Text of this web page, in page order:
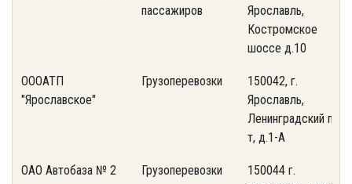
пассажиров
Ярославль,
Костромское
шоссе д.10
ОООАТП
"Ярославское"
Грузоперевозки
150042, г.
Ярославль,
Ленинградский пр-
т, д.1-А
ОАО Автобаза № 2 Грузоперевозки
150044 г.